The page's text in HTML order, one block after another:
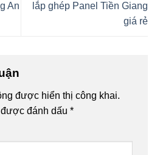
An
lắp ghép Panel Tiền Giang
giá rẻ
được hiển thị công khai.
đánh dấu *